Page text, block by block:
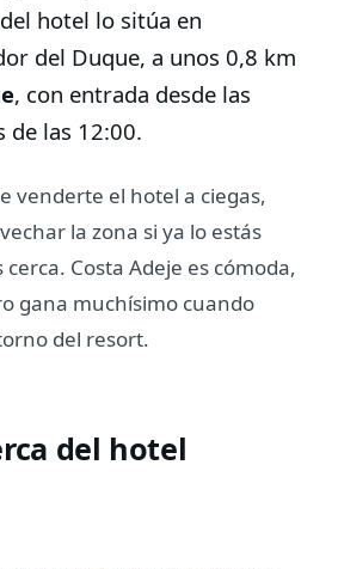
hotel lo sitúa en
del Duque, a unos 0,8 km
, con entrada desde las
de las 12:00.
venderte el hotel a ciegas,
la zona si ya lo estás
Costa Adeje es cómoda,
gana muchísimo cuando
del resort.
del hotel